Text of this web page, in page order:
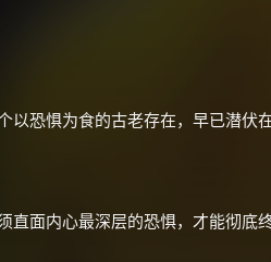
以恐惧为食的古老存在，早已潜伏
直面内心最深层的恐惧，才能彻底